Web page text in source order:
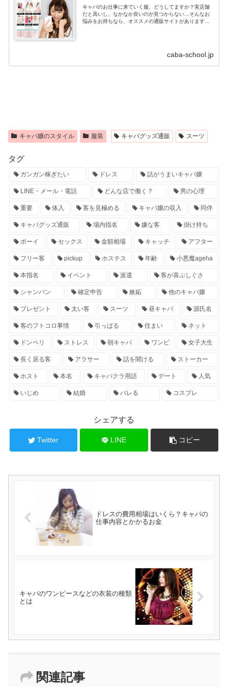
キャバのお仕事に来ていく服、どうしてますか？実店舗
だと高いし、なかなか良いのが見つからない…そんなお
悩みをお持ちなら、オススメの通販サイトがあります！
caba-school.jp
キャバ嬢のスタイル 服装 キャバグッズ通販 スーツ
タグ
ガンガン稼ぎたい ドレス 話がうまいキャバ嬢
LINE・メール・電話 どんな店で働く？ 男の心理
重要 体入 客を見極める キャバ嬢の収入 同伴
キャバグッズ通販 場内指名 嫌な客 掛け持ち
ボーイ セックス 金額相場 キャッチ アフター
フリー客 pickup ホステス 年齢 小悪魔ageha
本指名 イベント 派遣 客が喜ぶしぐさ
シャンパン 確定申告 嫉妬 他のキャバ嬢
プレゼント 太い客 スーツ 昼キャバ 源氏名
客のフトコロ事情 引っぱる 住まい ネット
ドンペリ ストレス 朝キャバ ワンピ 女子大生
長く居る客 アラサー 話を聞ける ストーカー
ホスト 本名 キャバクラ用語 デート 人気
いじめ 結婚 バレる コスプレ
シェアする
Twitter LINE コピー
ドレスの費用相場はいくら？キャバの
仕事内容とかかるお金
キャバのワンピースなどの衣装の種類
とは
関連記事